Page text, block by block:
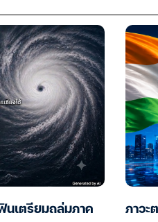
นเตรียมถล่มภาค
ภาวะ